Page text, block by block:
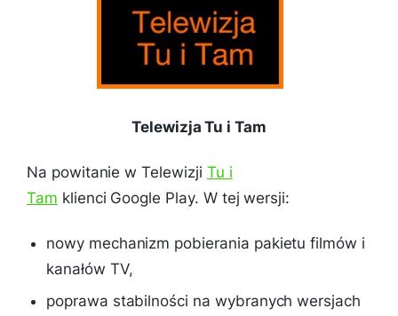
Telewizja Tu i Tam
Na powitanie w Telewizji Tu i
Tam klienci Google Play. W tej wersji:
nowy mechanizm pobierania pakietu filmów i
kanałów TV,
poprawa stabilności na wybranych wersjach